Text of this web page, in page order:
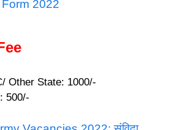
2022
Other State: 1000/-
500/-